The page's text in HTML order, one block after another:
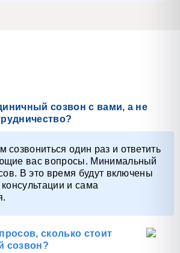
созвон с вами, а не
один раз и ответить
вас вопросы. Минимальный
В это время будут включены
консультации и сама
сколько стоит
созвон?